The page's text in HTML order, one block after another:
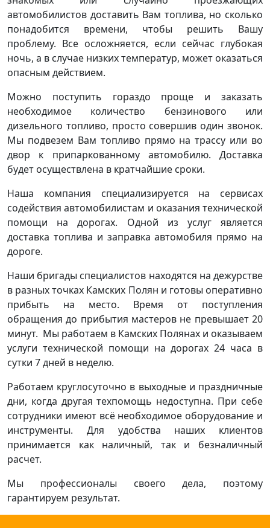
автомобилистов доставить Вам топлива, но сколько
понадобится времени, чтобы решить Вашу
проблему. Все осложняется, если сейчас глубокая
ночь, а в случае низких температур, может оказаться
опасным действием.
Можно поступить гораздо проще и заказать
необходимое количество бензинового или
дизельного топливо, просто совершив один звонок.
Мы подвезем Вам топливо прямо на трассу или во
двор к припаркованному автомобилю. Доставка
будет осуществлена в кратчайшие сроки.
Наша компания специализируется на сервисах
содействия автомобилистам и оказания технической
помощи на дорогах. Одной из услуг является
доставка топлива и заправка автомобиля прямо на
дороге.
Наши бригады специалистов находятся на дежурстве
в разных точках Камских Полян и готовы оперативно
прибыть на место. Время от поступления
обращения до прибытия мастеров не превышает 20
минут. Мы работаем в Камских Полянах и оказываем
услуги технической помощи на дорогах 24 часа в
сутки 7 дней в неделю.
Работаем круглосуточно в выходные и праздничные
дни, когда другая техпомощь недоступна. При себе
сотрудники имеют всё необходимое оборудование и
инструменты. Для удобства наших клиентов
принимается как наличный, так и безналичный
расчет.
Мы профессионалы своего дела, поэтому
гарантируем результат.